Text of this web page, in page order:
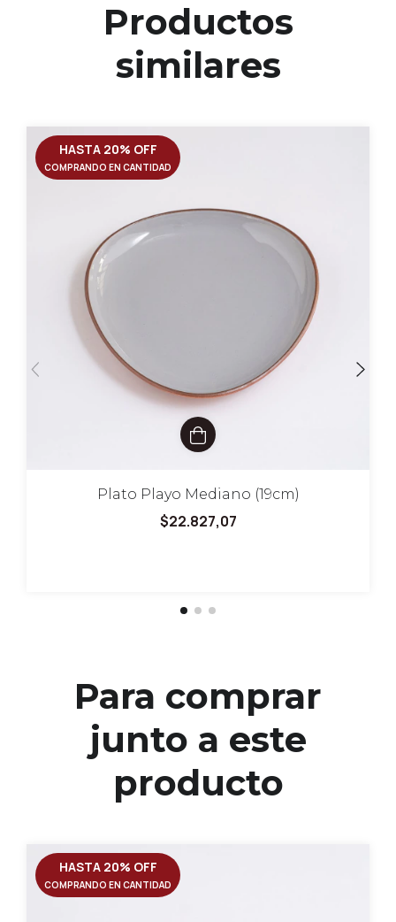
Productos
similares
HASTA 20% OFF
COMPRANDO EN CANTIDAD
Plato Playo Mediano (19cm)
$22.827,07
Para comprar
junto a este
producto
HASTA 20% OFF
COMPRANDO EN CANTIDAD